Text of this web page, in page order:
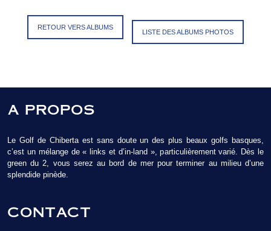
RETOUR VERS ALBUMS
LISTE DES ALBUMS PHOTOS
A PROPOS
Le Golf de Chiberta est sans doute un des plus beaux golfs basques,
c’est un mélange de « links et d’in-land », particulièrement varié. Dès le
green du 2, vous serez au bord de mer pour terminer au milieu d’une
splendide pinède.
CONTACT